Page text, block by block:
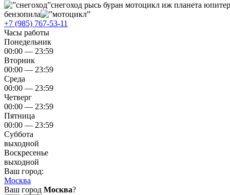
снегоход рысь буран мотоцикл иж планета
бензопила
+7 (985) 767-53-11
Часы работы
Понедельник
00:00 — 23:59
Вторник
00:00 — 23:59
Среда
00:00 — 23:59
Четверг
00:00 — 23:59
Пятница
00:00 — 23:59
Суббота
выходной
Воскресенье
выходной
Ваш город:
Москва
Ваш город Москва?